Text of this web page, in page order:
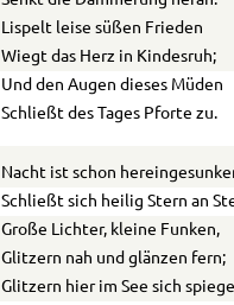
Lispelt leise süßen Frieden
Wiegt das Herz in Kindesruh;
Und den Augen dieses Müden
Schließt des Tages Pforte zu.
Nacht ist schon
Schließt sich heilig Stern an
Große Lichter, kleine Funken,
Glitzern nah und glänzen fern;
Glitzern hier im See sich